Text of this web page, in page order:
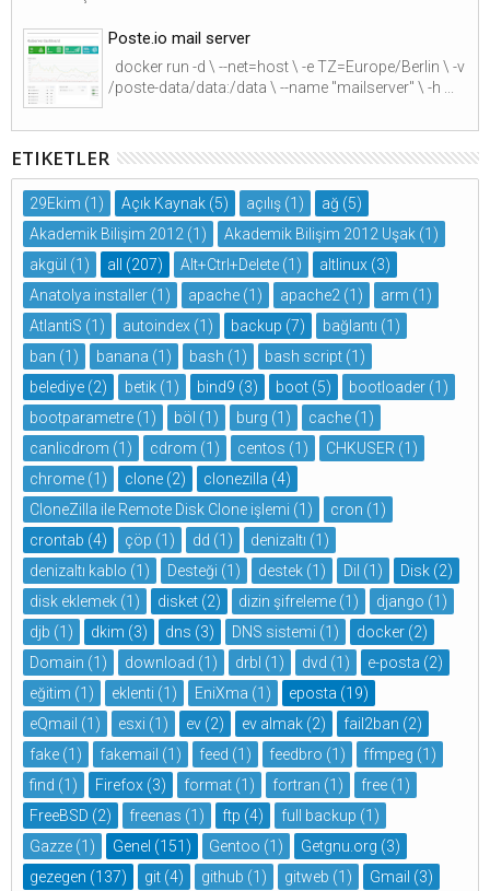
Poste.io mail server
docker run -d \ --net=host \ -e TZ=Europe/Berlin \ -v
/poste-data/data:/data \ --name "mailserver" \ -h ...
ETIKETLER
29Ekim (1) Açık Kaynak (5) açılış (1) ağ (5)
Akademik Bilişim 2012 (1) Akademik Bilişim 2012 Uşak (1)
akgül (1) all (207) Alt+Ctrl+Delete (1) altlinux (3)
Anatolya installer (1) apache (1) apache2 (1) arm (1)
AtlantiS (1) autoindex (1) backup (7) bağlantı (1)
ban (1) banana (1) bash (1) bash script (1)
belediye (2) betik (1) bind9 (3) boot (5) bootloader (1)
bootparametre (1) böl (1) burg (1) cache (1)
canlicdrom (1) cdrom (1) centos (1) CHKUSER (1)
chrome (1) clone (2) clonezilla (4)
CloneZilla ile Remote Disk Clone işlemi (1) cron (1)
crontab (4) çöp (1) dd (1) denizaltı (1)
denizaltı kablo (1) Desteği (1) destek (1) Dil (1) Disk (2)
disk eklemek (1) disket (2) dizin şifreleme (1) django (1)
djb (1) dkim (3) dns (3) DNS sistemi (1) docker (2)
Domain (1) download (1) drbl (1) dvd (1) e-posta (2)
eğitim (1) eklenti (1) EniXma (1) eposta (19)
eQmail (1) esxi (1) ev (2) ev almak (2) fail2ban (2)
fake (1) fakemail (1) feed (1) feedbro (1) ffmpeg (1)
find (1) Firefox (3) format (1) fortran (1) free (1)
FreeBSD (2) freenas (1) ftp (4) full backup (1)
Gazze (1) Genel (151) Gentoo (1) Getgnu.org (3)
gezegen (137) git (4) github (1) gitweb (1) Gmail (3)